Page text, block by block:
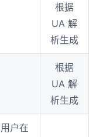
根据
UA 解
析生成
根据
UA 解
析生成
用户在